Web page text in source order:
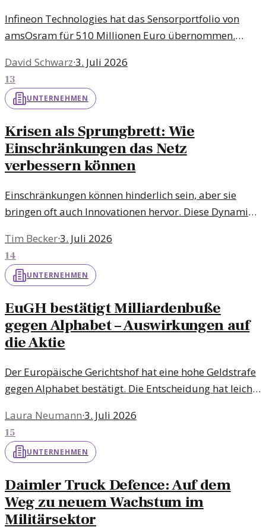
Infineon Technologies hat das Sensorportfolio von
amsOsram für 510 Millionen Euro übernommen.
Markt für Sensorlösungen und erweitert deren
technische Fähigkeiten.
David Schwarz·3. Juli 2026
13
UNTERNEHMEN
Krisen als Sprungbrett: Wie
Einschränkungen das Netz
verbessern können
Einschränkungen können hinderlich sein, aber sie
bringen oft auch Innovationen hervor. Diese Dynamik
Notlage hervorgehen können.
Tim Becker·3. Juli 2026
14
UNTERNEHMEN
EuGH bestätigt Milliardenbuße
gegen Alphabet – Auswirkungen auf
die Aktie
Der Europäische Gerichtshof hat eine hohe Geldstrafe
gegen Alphabet bestätigt. Die Entscheidung hat leichte
etwas gesunken ist.
Laura Neumann·3. Juli 2026
15
UNTERNEHMEN
Daimler Truck Defence: Auf dem
Weg zu neuem Wachstum im
Militärsektor